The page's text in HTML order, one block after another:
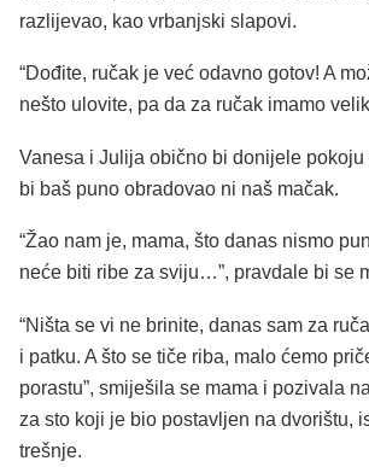
razlijevao, kao vrbanjski slapovi.
“Dođite, ručak je već odavno gotov! A
nešto ulovite, pa da za ručak imamo
Vanesa i Julija obično bi donijele
bi baš puno obradovao ni naš mačak.
“Žao nam je, mama, što danas nismo
neće biti ribe za sviju…”, pravdale bi se
“Ništa se vi ne brinite, danas sam za
i patku. A što se tiče riba, malo ćemo
porastu”, smiješila se mama i pozivala
za sto koji je bio postavljen na dvorištu,
trešnje.